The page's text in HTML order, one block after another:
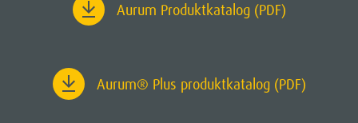
Aurum Produktkatalog (PDF)
Aurum® Plus produktkatalog (PDF)